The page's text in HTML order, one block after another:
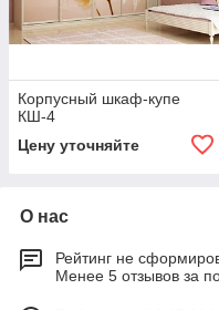
Корпусный шкаф-купе
КШ-4
Цену уточняйте
О нас
Рейтинг не
Менее 5 отзывов за